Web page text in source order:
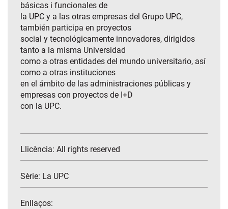
básicas i funcionales de
la UPC y a las otras empresas del Grupo UPC,
también participa en proyectos
social y tecnológicamente innovadores, dirigidos
tanto a la misma Universidad
como a otras entidades del mundo universitario, así
como a otras instituciones
en el ámbito de las administraciones públicas y
empresas con proyectos de I+D
con la UPC.
Llicència: All rights reserved
Sèrie: La UPC
Enllaços: